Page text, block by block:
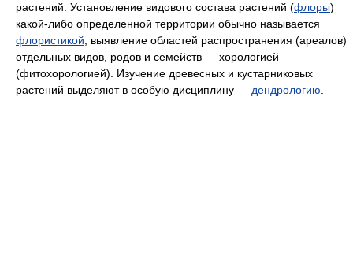
растений. Установление видового состава растений (флоры)
какой-либо определенной территории обычно называется
флористикой , выявление областей распространения (ареалов)
отдельных видов, родов и семейств — хорологией
(фитохорологией). Изучение древесных и кустарниковых
растений выделяют в особую дисциплину — дендрологию